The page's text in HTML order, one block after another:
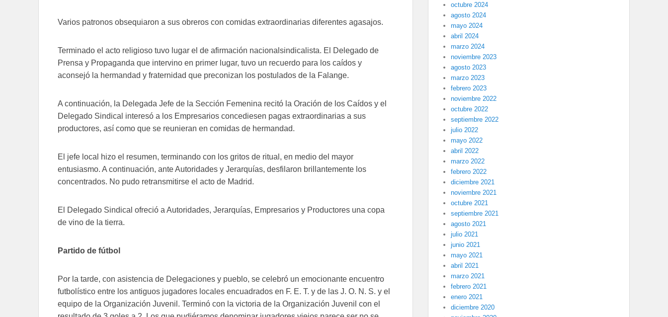
Varios patronos obsequiaron a sus obreros con comidas extraordinarias diferentes agasajos.
Terminado el acto religioso tuvo lugar el de afirmación nacionalsindicalista. El Delegado de
Prensa y Propaganda que intervino en primer lugar, tuvo un recuerdo para los caídos y
aconsejó la hermandad y fraternidad que preconizan los postulados de la Falange.
A continuación, la Delegada Jefe de la Sección Femenina recitó la Oración de los Caídos y el
Delegado Sindical interesó a los Empresarios concediesen pagas extraordinarias a sus
productores, así como que se reunieran en comidas de hermandad.
El jefe local hizo el resumen, terminando con los gritos de ritual, en medio del mayor
entusiasmo. A continuación, ante Autoridades y Jerarquías, desfilaron brillantemente los
concentrados. No pudo retransmitirse el acto de Madrid.
El Delegado Sindical ofreció a Autoridades, Jerarquías, Empresarios y Productores una copa
de vino de la tierra.
Partido de fútbol
Por la tarde, con asistencia de Delegaciones y pueblo, se celebró un emocionante encuentro
futbolístico entre los antiguos jugadores locales encuadrados en F. E. T. y de las J. O. N. S. y el
equipo de la Organización Juvenil. Terminó con la victoria de la Organización Juvenil con el
octubre 2024
agosto 2024
mayo 2024
abril 2024
marzo 2024
noviembre 2023
agosto 2023
marzo 2023
febrero 2023
noviembre 2022
octubre 2022
septiembre 2022
julio 2022
mayo 2022
abril 2022
marzo 2022
febrero 2022
diciembre 2021
noviembre 2021
octubre 2021
septiembre 2021
agosto 2021
julio 2021
junio 2021
mayo 2021
abril 2021
marzo 2021
febrero 2021
enero 2021
diciembre 2020